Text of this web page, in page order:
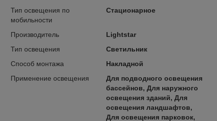
Тип освещения по
мобильности
Стационарное
Производитель
Lightstar
Тип освещения
Светильник
Способ монтажа
Накладной
Применение освещения
Для подводного освещения
бассейнов, Для наружного
освещения зданий, Для
освещения ландшафтов,
Для освещения парковок,